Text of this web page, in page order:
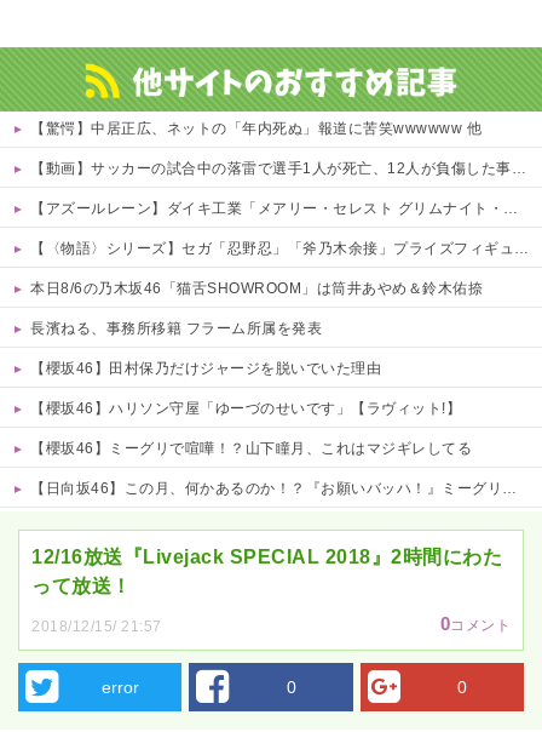
【驚愕】中居正広、ネットの「年内死ぬ」報道に苦笑wwwwww 他
【動画】サッカーの試合中の落雷で選手1人が死亡、12人が負傷した事故。
【アズールレーン】ダイキ工業「メアリー・セレスト グリムナイト・リーパー」フィギュア【10日予約開始】
【〈物語〉シリーズ】セガ「忍野忍」「斧乃木余接」プライズフィギュア【彩色原型公開】
本日8/6の乃木坂46「猫舌SHOWROOM」は筒井あやめ＆鈴木佑捺
長濱ねる、事務所移籍 フラーム所属を発表
【櫻坂46】田村保乃だけジャージを脱いでいた理由
【櫻坂46】ハリソン守屋「ゆーづのせいです」【ラヴィット!】
【櫻坂46】ミーグリで喧嘩！？山下瞳月、これはマジギレしてる
【日向坂46】この月、何かあるのか！？『お願いバッハ！』ミーグリ日程がこちら
12/16放送『Livejack SPECIAL 2018』2時間にわた
って放送！
2018/12/15/ 21:57 0コメント
error 0 0